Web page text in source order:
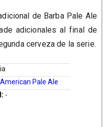
de Barba Pale Ale
adicionales al final de
cerveza de la serie.
American Pale Ale
-